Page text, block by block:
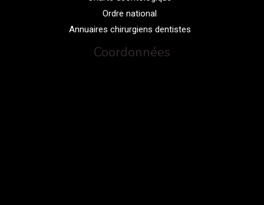
Ordre national
Annuaires chirurgiens dentistes
Coordonnées